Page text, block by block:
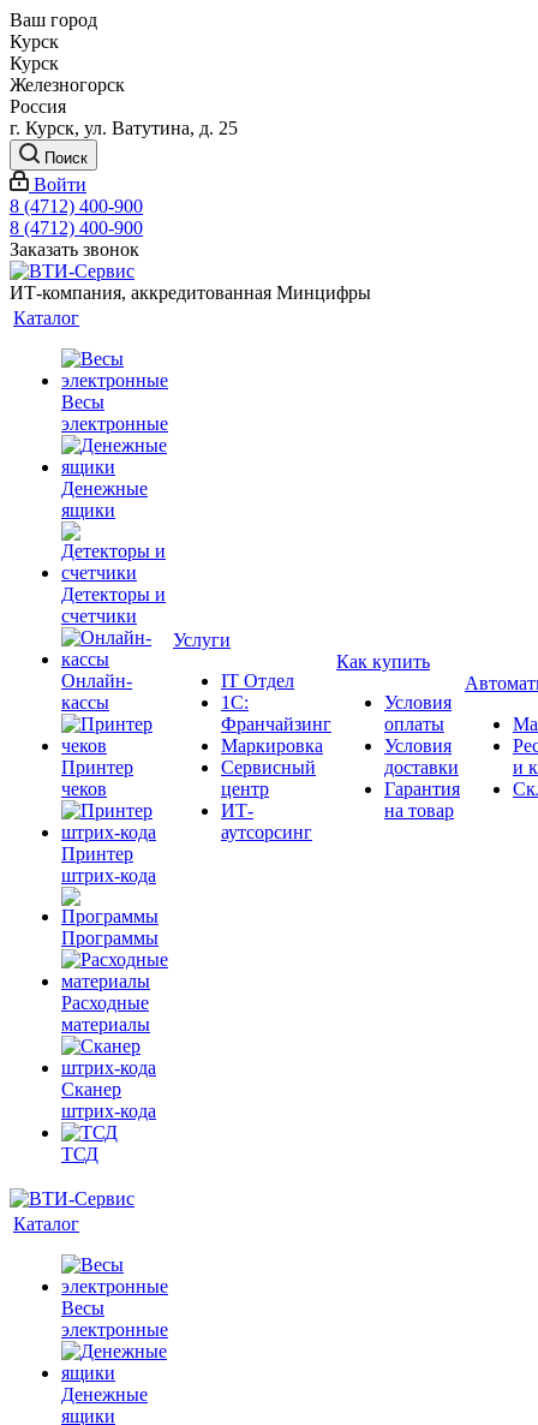
Ваш город
Курск
Курск
Железногорск
Россия
г. Курск, ул. Ватутина, д. 25
Поиск
Войти
8 (4712) 400-900
8 (4712) 400-900
Заказать звонок
ИТ-компания, аккредитованная Минцифры
Каталог
Весы
электронные
Денежные
ящики
Детекторы и
счетчики
Онлайн-
кассы
Принтер
чеков
Принтер
штрих-кода
Программы
Расходные
материалы
Сканер
штрих-кода
ТСД
Услуги
IT Отдел
1С:
Франчайзинг
Маркировка
Сервисный
центр
ИТ-
аутсорсинг
Как купить
Условия
оплаты
Условия
доставки
Гарантия
на товар
и
Каталог
Весы
электронные
Денежные
ящики